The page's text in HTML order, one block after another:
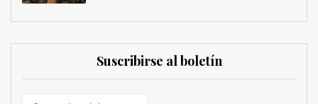
Suscribirse al boletín